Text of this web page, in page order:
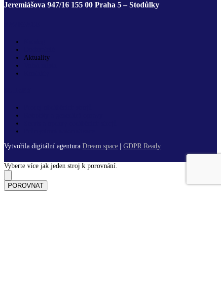
Jeremiášova 947/16 155 00 Praha 5 – Stodůlky
Aktuality
Vytvořila digitální agentura Dream space GDPR Ready
Vyberte více jak jeden stroj k porovnání.
POROVNAT